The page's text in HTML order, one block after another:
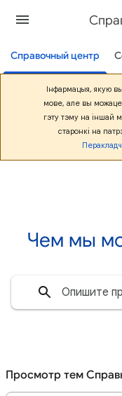
Справочный центр
Iнфармацыя, якую
мове, але вы
гэту тэму на iншай
старонкi на
Чем мы
Просмотр тем